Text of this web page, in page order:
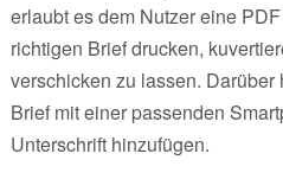
erlaubt es dem Nutzer eine
richtigen Brief drucken,
verschicken zu lassen.
Brief mit einer passenden
Unterschrift hinzufügen.